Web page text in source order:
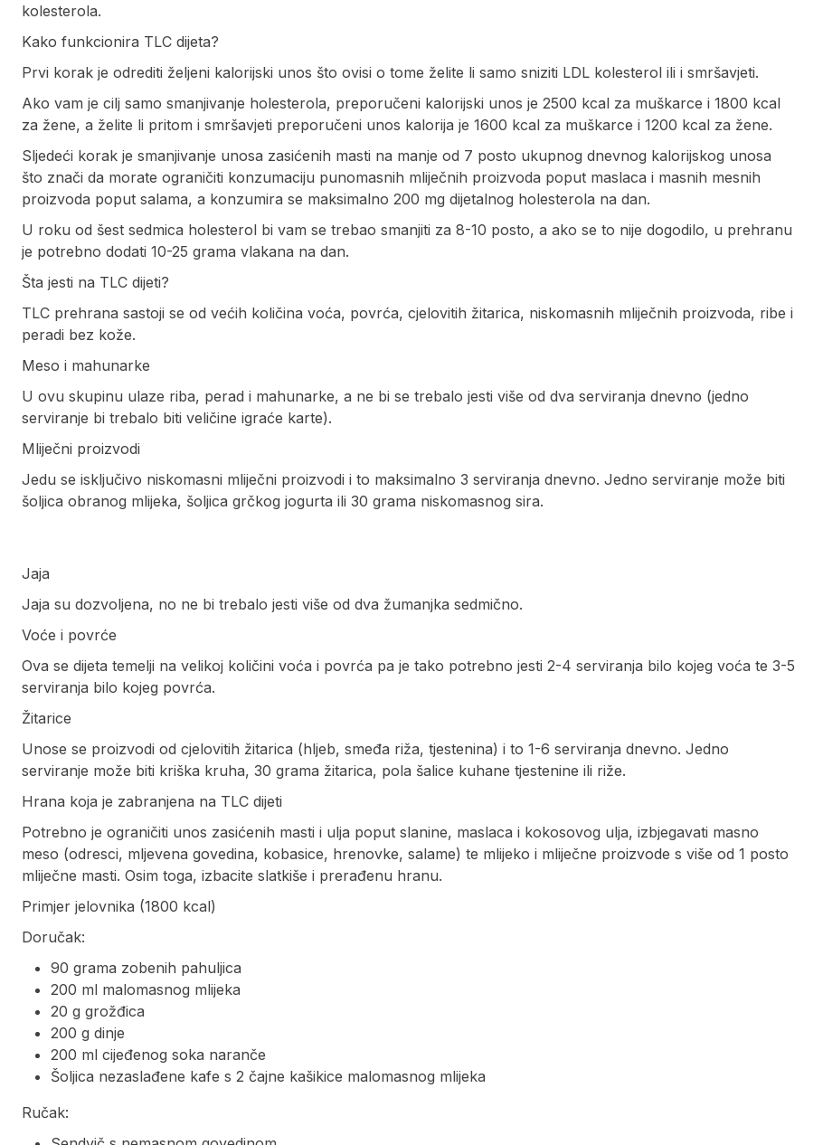
kolesterola.
Kako funkcionira TLC dijeta?
Prvi korak je odrediti željeni kalorijski unos što ovisi o tome želite li samo sniziti LDL kolesterol ili i smršavjeti.
Ako vam je cilj samo smanjivanje holesterola, preporučeni kalorijski unos je 2500 kcal za muškarce i 1800 kcal
za žene, a želite li pritom i smršavjeti preporučeni unos kalorija je 1600 kcal za muškarce i 1200 kcal za žene.
Sljedeći korak je smanjivanje unosa zasićenih masti na manje od 7 posto ukupnog dnevnog kalorijskog unosa
što znači da morate ograničiti konzumaciju punomasnih mliječnih proizvoda poput maslaca i masnih mesnih
proizvoda poput salama, a konzumira se maksimalno 200 mg dijetalnog holesterola na dan.
U roku od šest sedmica holesterol bi vam se trebao smanjiti za 8-10 posto, a ako se to nije dogodilo, u prehranu
je potrebno dodati 10-25 grama vlakana na dan.
Šta jesti na TLC dijeti?
TLC prehrana sastoji se od većih količina voća, povrća, cjelovitih žitarica, niskomasnih mliječnih proizvoda, ribe i
peradi bez kože.
Meso i mahunarke
U ovu skupinu ulaze riba, perad i mahunarke, a ne bi se trebalo jesti više od dva serviranja dnevno (jedno
serviranje bi trebalo biti veličine igraće karte).
Mliječni proizvodi
Jedu se isključivo niskomasni mliječni proizvodi i to maksimalno 3 serviranja dnevno. Jedno serviranje može biti
šoljica obranog mlijeka, šoljica grčkog jogurta ili 30 grama niskomasnog sira.
Jaja
Jaja su dozvoljena, no ne bi trebalo jesti više od dva žumanjka sedmično.
Voće i povrće
Ova se dijeta temelji na velikoj količini voća i povrća pa je tako potrebno jesti 2-4 serviranja bilo kojeg voća te 3-5
serviranja bilo kojeg povrća.
Žitarice
Unose se proizvodi od cjelovitih žitarica (hljeb, smeđa riža, tjestenina) i to 1-6 serviranja dnevno. Jedno
serviranje može biti kriška kruha, 30 grama žitarica, pola šalice kuhane tjestenine ili riže.
Hrana koja je zabranjena na TLC dijeti
Potrebno je ograničiti unos zasićenih masti i ulja poput slanine, maslaca i kokosovog ulja, izbjegavati masno
meso (odresci, mljevena govedina, kobasice, hrenovke, salame) te mlijeko i mliječne proizvode s više od 1 posto
mliječne masti. Osim toga, izbacite slatkiše i prerađenu hranu.
Primjer jelovnika (1800 kcal)
Doručak:
90 grama zobenih pahuljica
200 ml malomasnog mlijeka
20 g grožđica
200 g dinje
200 ml cijeđenog soka naranče
Šoljica nezaslađene kafe s 2 čajne kašikice malomasnog mlijeka
Ručak: